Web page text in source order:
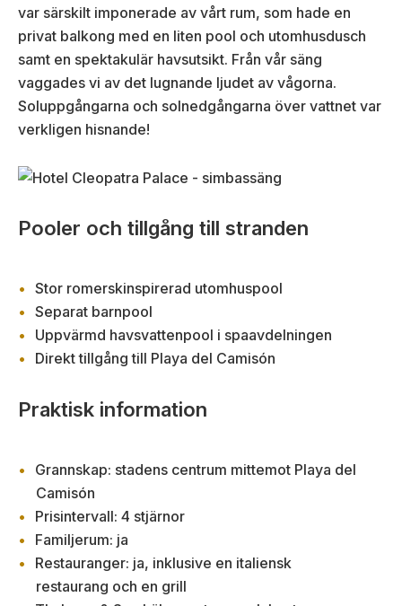
var särskilt imponerade av vårt rum, som hade en
privat balkong med en liten pool och utomhusdusch
samt en spektakulär havsutsikt. Från vår säng
vaggades vi av det lugnande ljudet av vågorna.
Soluppgångarna och solnedgångarna över vattnet var
verkligen hisnande!
Pooler och tillgång till stranden
Stor romerskinspirerad utomhuspool
Separat barnpool
Uppvärmd havsvattenpool i spaavdelningen
Direkt tillgång till Playa del Camisón
Praktisk information
Grannskap: stadens centrum mittemot Playa del
Camisón
Prisintervall: 4 stjärnor
Familjerum: ja
Restauranger: ja, inklusive en italiensk
restaurang och en grill